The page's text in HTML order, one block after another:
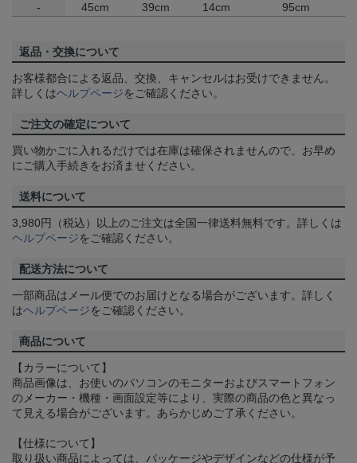
- 45cm 39cm 14cm 95cm
返品・交換について
お客様都合による返品、交換、キャンセルはお受けできません。
詳しくはヘルプページをご確認ください。
ご注文の確定について
買い物かごに入れるだけでは在庫は確保されませんので、お早め
にご購入手続きをお済ませください。
送料について
3,980円（税込）以上のご注文は全国一律送料無料です。詳しくは
ヘルプページをご確認ください。
配送方法について
一部商品はメール便でのお届けとなる場合がございます。詳しく
はヘルプページをご確認ください。
商品について
【カラーについて】
商品画像は、お使いのパソコンのモニターおよびスマートフォン
のメーカー・機種・画面設定等により、実際の商品の色と異なっ
て見える場合がございます。あらかじめご了承ください。
【仕様について】
取り扱い商品によっては、パッケージやデザインなどの仕様が予